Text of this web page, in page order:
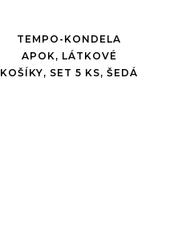
TEMPO-KONDELA
APOK, LÁTKOVÉ
KOŠÍKY, SET 5 KS, ŠEDÁ